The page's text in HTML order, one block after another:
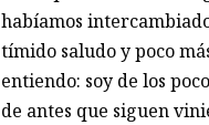
habíamos
tímido saludo y poco
entiendo: soy de los
de antes que siguen